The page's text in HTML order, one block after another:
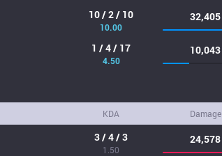
10 / 2 / 10
10.00
32,405
1 / 4 / 17
4.50
10,043
KDA Damage
3 / 4 / 3
1.50
24,578